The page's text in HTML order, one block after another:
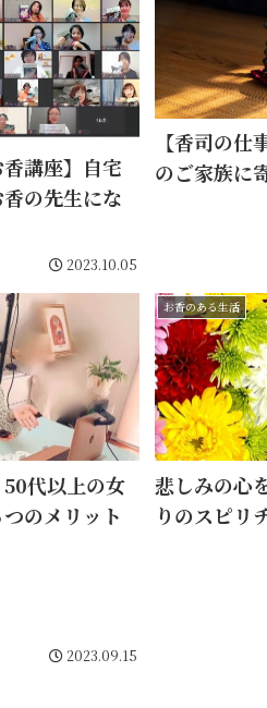
香講座】自宅
の先生にな
2023.10.05
【香司の
のご家族に
50代以上の女
のメリット
2023.09.15
お香のある生活
悲しみの心
りのスピリ